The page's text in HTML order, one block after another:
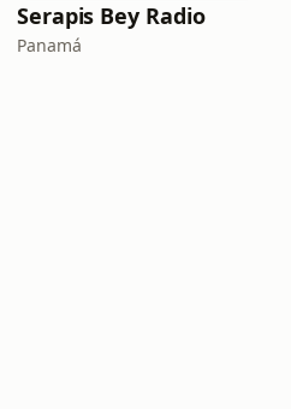
Serapis Bey Radio
Panamá